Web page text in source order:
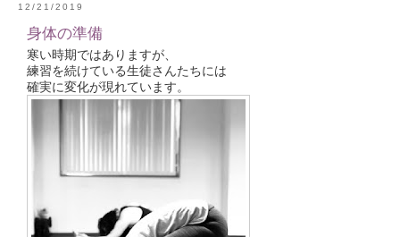
12/21/2019
身体の準備
寒い時期ではありますが、
練習を続けている生徒さんたちには
確実に変化が現れています。